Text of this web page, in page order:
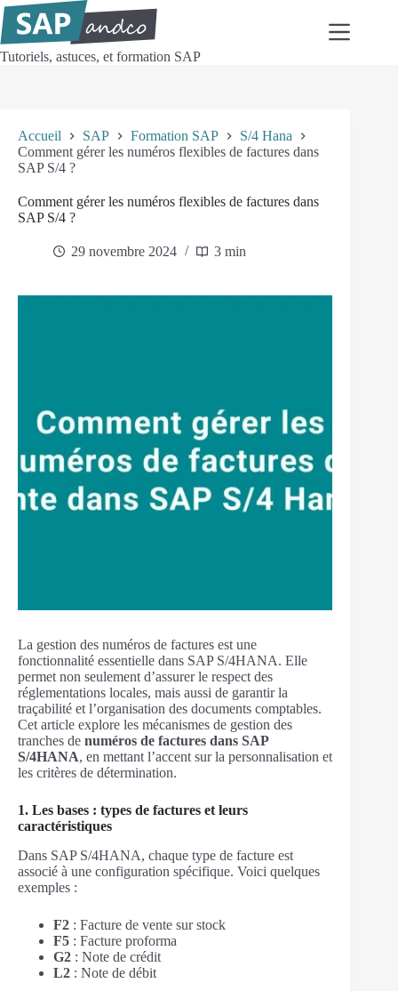
Passer
au
contenu
Tutoriels, astuces, et formation SAP
Accueil SAP Formation SAP
S/4 Hana
Comment gérer les numéros flexibles de factures dans
SAP S/4 ?
Comment gérer les numéros flexibles de factures dans
SAP S/4 ?
29 novembre 2024 3 min
La gestion des numéros de factures est une
fonctionnalité essentielle dans SAP S/4HANA. Elle
permet non seulement d’assurer le respect des
réglementations locales, mais aussi de garantir la
traçabilité et l’organisation des documents comptables.
Cet article explore les mécanismes de gestion des
tranches de numéros de factures dans SAP
S/4HANA, en mettant l’accent sur la personnalisation et
les critères de détermination.
1. Les bases : types de factures et leurs
caractéristiques
Dans SAP S/4HANA, chaque type de facture est
associé à une configuration spécifique. Voici quelques
exemples :
F2 : Facture de vente sur stock
F5 : Facture proforma
G2 : Note de crédit
L2 : Note de débit